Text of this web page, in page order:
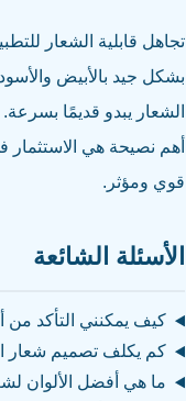
تجاهل قابلية الشعار
بشكل جيد بالأبيض
الشعار يبدو قديمًا
أهم نصيحة هي
قوي ومؤثر.
الأسئلة الشائعة
كيف يمكنني التأكد
كم يكلف تصميم شعار
ما هي أفضل الألوان